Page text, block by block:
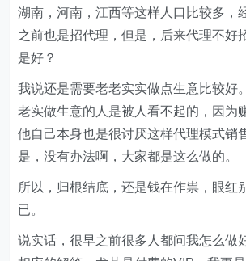
湖南，河南，江西等这样人口比较多，
之前也是招代理，但是，后来代理不好
是好？
我说还是需要老老实实做点生意比较好
老实做生意的人是被人看不起的，因为
他自己本身也是很讨厌这样代理模式销
是，没有办法啊，大家都是这么做的。
所以，归根结底，还是钱在作祟，眼红
已。
说实话，很早之前很多人都问我怎么做